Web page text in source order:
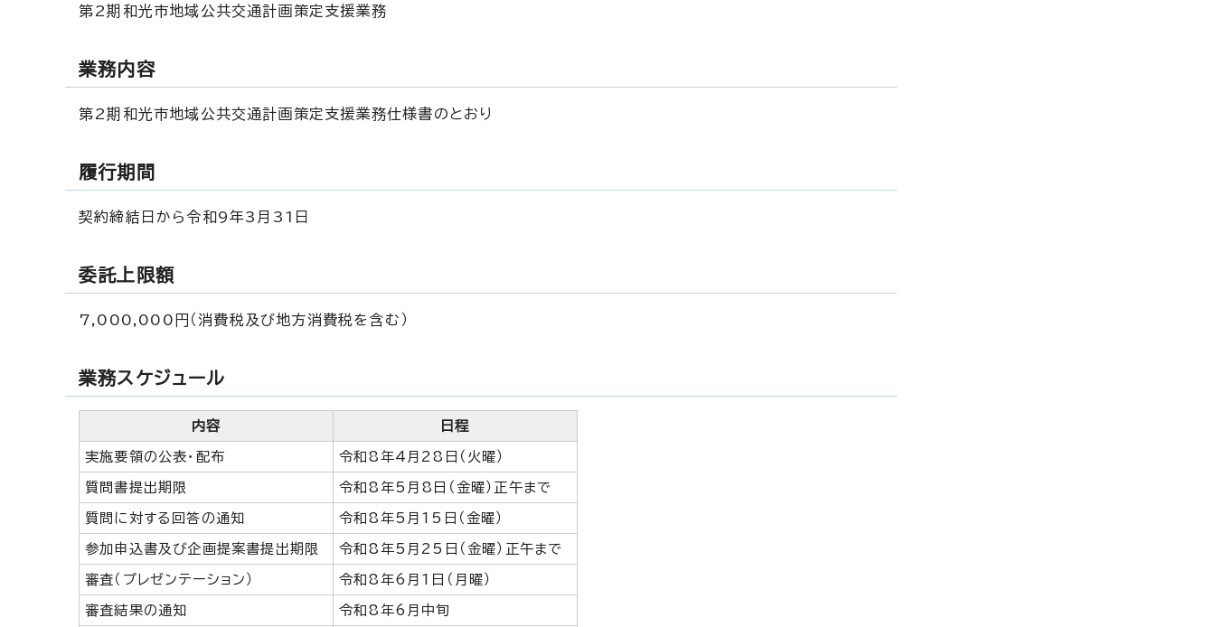
第2期和光市地域公共交通計画策定支援業務
業務内容
第2期和光市地域公共交通計画策定支援業務仕様書のとおり
履行期間
契約締結日から令和9年3月31日
委託上限額
7,000,000円（消費税及び地方消費税を含む）
業務スケジュール
内容 日程
実施要領の公表・配布 令和8年4月28日（火曜）
質問書提出期限 令和8年5月8日（金曜）正午まで
質問に対する回答の通知 令和8年5月15日（金曜）
参加申込書及び企画提案書提出期限 令和8年5月25日（金曜）正午まで
審査（プレゼンテーション） 令和8年6月1日（月曜）
審査結果の通知 令和8年6月中旬